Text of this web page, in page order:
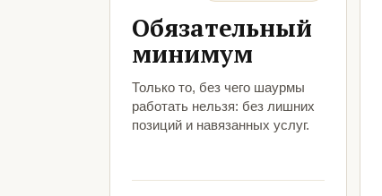
Обязательный
минимум
Только то, без чего шаурмы
работать нельзя: без лишних
позиций и навязанных услуг.